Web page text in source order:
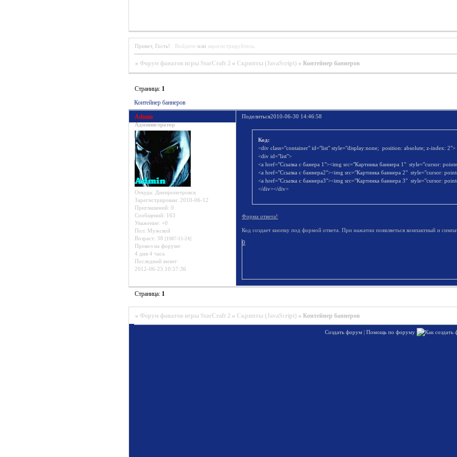
Привет, Гость! Войдите или зарегистрируйтесь.
» Форум фанатов игры StarCraft 2 » Скрипты (JavaScript) »Контейнер баннеров
Контейнер баннеров
Страница: 1
Поделиться2010-06-30 14:46:58
Admin
Администратор
Откуда: Днепропетровск
Зарегистрирован: 2010-06-12
Приглашений: 0
Сообщений: 163
Уважение: +0
Пол: Мужской
Возраст: 38 [1987-11-24]
Провел на форуме:
4 дня 4 часа
Последний визит:
2012-06-25 10:57:36
Код:
<div class="container" id="list" style="display:none; position: absolute; z-index: 2">
<div id="list">
<a href="Ссылка с банера 1"><img src="Картинка баннера 1" style="cursor:
<a href="Ссылка с баннера2"><img src="Картинка баннера 2" style="cursor:
<a href="Ссылка с баннера3"><img src="Картинка баннера 3" style="cursor:
</div></div>
Форма ответа!
Код создает кнопку под формой ответа. При нажатии появляеться компактный и
0
Страница: 1
» Форум фанатов игры StarCraft 2 » Скрипты (JavaScript) »Контейнер баннеров
Создать форум Помощь по форуму